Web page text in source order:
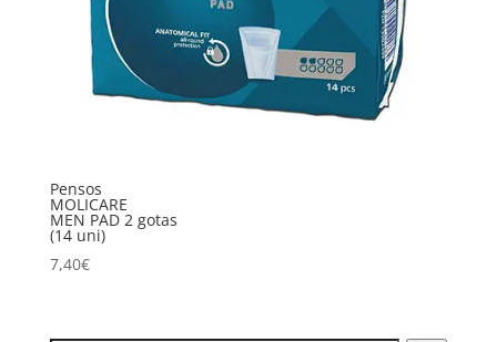
Pensos
MOLICARE
MEN PAD 2 gotas
(14 uni)
7,40€